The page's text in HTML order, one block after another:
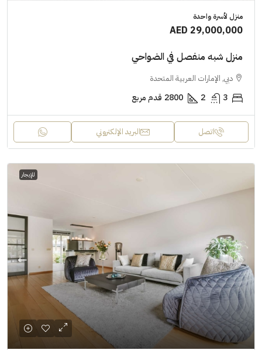
منزل لأسرة واحدة
AED 29,000,000
منزل شبه منفصل في الضواحي
دبي, الإمارات العربية المتحدة
3
2
2800 قدم مربع
اتصل البريد الإلكتروني
للإيجار